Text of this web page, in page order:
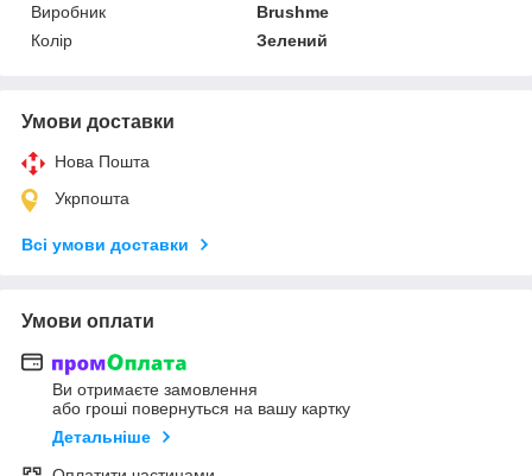
Виробник
Brushme
Колір
Зелений
Умови доставки
Нова Пошта
Укрпошта
Всі умови доставки
Умови оплати
Ви отримаєте замовлення
або гроші повернуться на вашу картку
Детальніше